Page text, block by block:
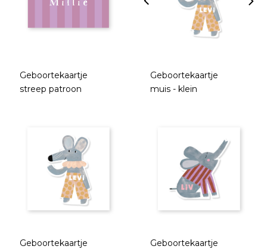
Geboortekaartje
streep patroon
Geboortekaartje
muis - klein
Geboortekaartje
Geboortekaartje